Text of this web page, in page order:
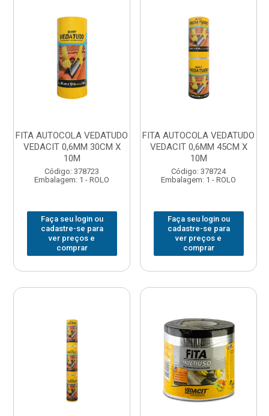
FITA AUTOCOLA VEDATUDO
VEDACIT 0,6MM 30CM X
10M
Código: 378723
Embalagem: 1 - ROLO
Faça seu login ou
cadastre-se para
ver preços e
comprar
FITA AUTOCOLA VEDATUDO
VEDACIT 0,6MM 45CM X
10M
Código: 378724
Embalagem: 1 - ROLO
Faça seu login ou
cadastre-se para
ver preços e
comprar